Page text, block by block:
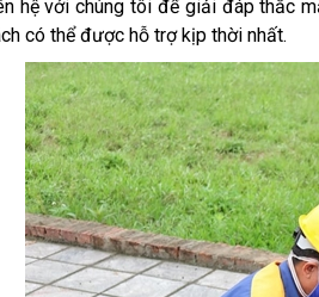
hệ với chúng tôi để giải đáp thắc
có thể được hỗ trợ kịp thời nhất.